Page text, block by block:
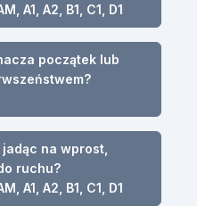
A1, A2, B1, C1, D1
początek lub
na wprost,
ruchu?
A1, A2, B1, C1, D1